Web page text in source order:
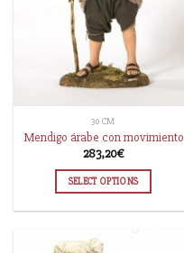
30 CM
Mendigo árabe con movimiento
283,20€
SELECT OPTIONS